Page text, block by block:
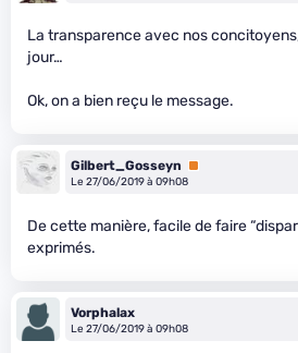
La transparence avec nos
jour…
Ok, on a bien reçu le message.
Gilbert_Gosseyn
Premium
Le 27/06/2019 à 09h08
De cette manière, facile de faire
exprimés.
Vorphalax
Le 27/06/2019 à 09h08